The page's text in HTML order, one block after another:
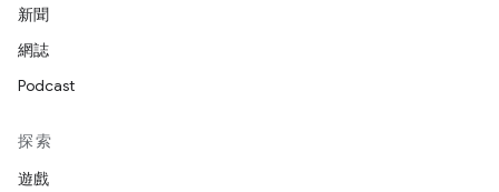
新聞
網誌
Podcast
探索
遊戲